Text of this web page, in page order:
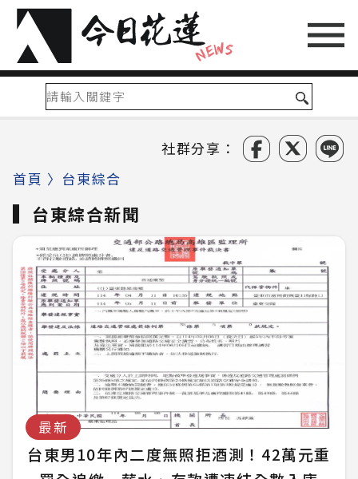
社群分享：
首頁 〉 台東綜合
台東綜合新聞
最新
台東男10年內二度無照拒酒測！42萬元重